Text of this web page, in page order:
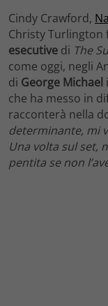
Cindy Crawford,
Christy Turlington
esecutive di The
come oggi, negli
di George Michael
che ha messo in
racconterà nella
determinante, mi
Una volta sul set,
pentita se non